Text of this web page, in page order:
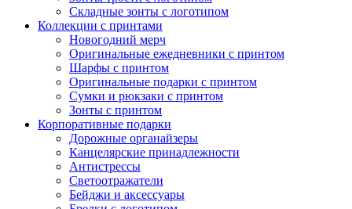
Складные зонты с логотипом
Коллекции с принтами
Новогодний мерч
Оригинальные ежедневники с принтом
Шарфы с принтом
Оригинальные подарки с принтом
Сумки и рюкзаки с принтом
Зонты с принтом
Корпоративные подарки
Дорожные органайзеры
Канцелярские принадлежности
Антистрессы
Светоотражатели
Бейджи и аксессуары